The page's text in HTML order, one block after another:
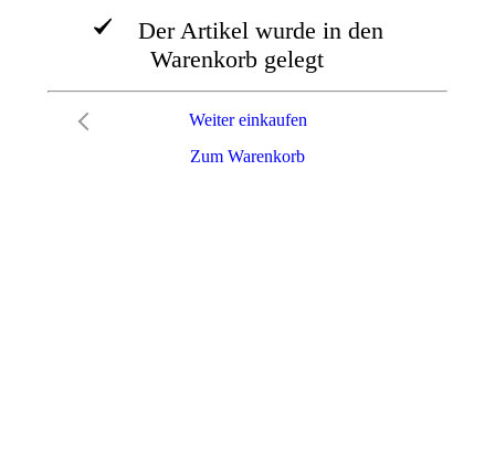
Der Artikel wurde in den
Warenkorb gelegt
Zum Warenkorb
Weiter einkaufen